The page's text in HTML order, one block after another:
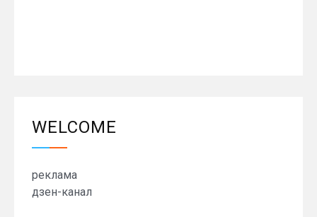
WELCOME
реклама
дзен-канал